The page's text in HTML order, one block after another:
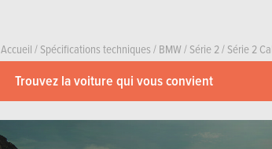
Accueil/Spécifications techniques/BMW/Série 2/Série 2
Trouvez la voiture qui vous convient